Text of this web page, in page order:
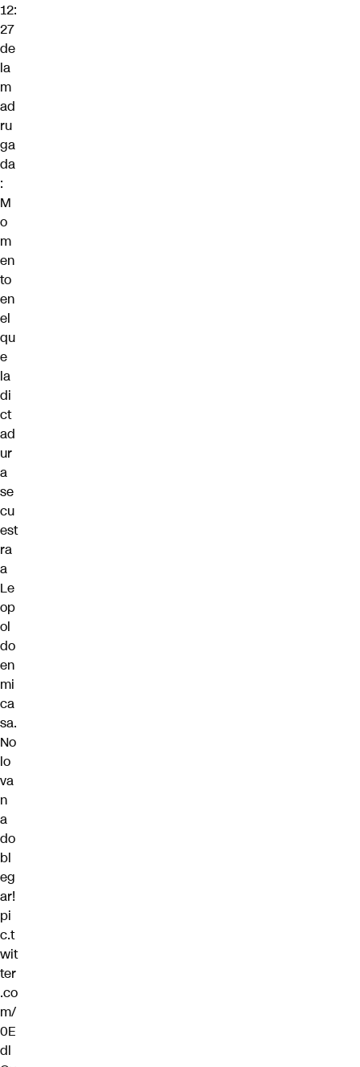
12:
27
de
la
m
ad
ru
ga
da
:
M
o
m
en
to
en
el
qu
e
la
di
ct
ad
ur
a
se
cu
est
ra
a
Le
op
ol
do
en
mi
ca
sa.
No
lo
va
n
a
do
bl
eg
ar!
pi
c.t
wit
ter
.co
m/
0E
dl